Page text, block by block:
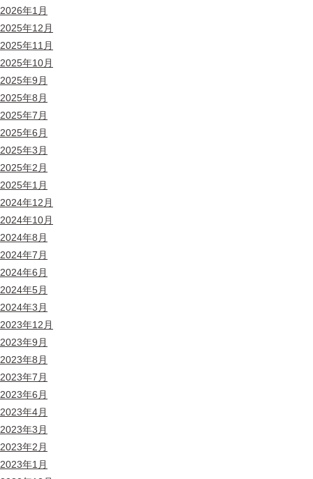
2026年1月
2025年12月
2025年11月
2025年10月
2025年9月
2025年8月
2025年7月
2025年6月
2025年3月
2025年2月
2025年1月
2024年12月
2024年10月
2024年8月
2024年7月
2024年6月
2024年5月
2024年3月
2023年12月
2023年9月
2023年8月
2023年7月
2023年6月
2023年4月
2023年3月
2023年2月
2023年1月